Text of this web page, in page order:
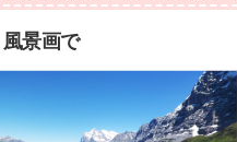
風景画で